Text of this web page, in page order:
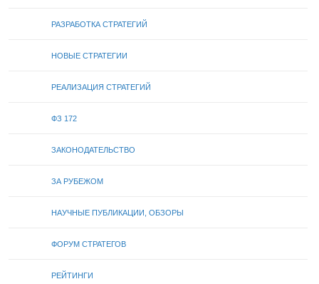
РАЗРАБОТКА СТРАТЕГИЙ
НОВЫЕ СТРАТЕГИИ
РЕАЛИЗАЦИЯ СТРАТЕГИЙ
ФЗ 172
ЗАКОНОДАТЕЛЬСТВО
ЗА РУБЕЖОМ
НАУЧНЫЕ ПУБЛИКАЦИИ, ОБЗОРЫ
ФОРУМ СТРАТЕГОВ
РЕЙТИНГИ